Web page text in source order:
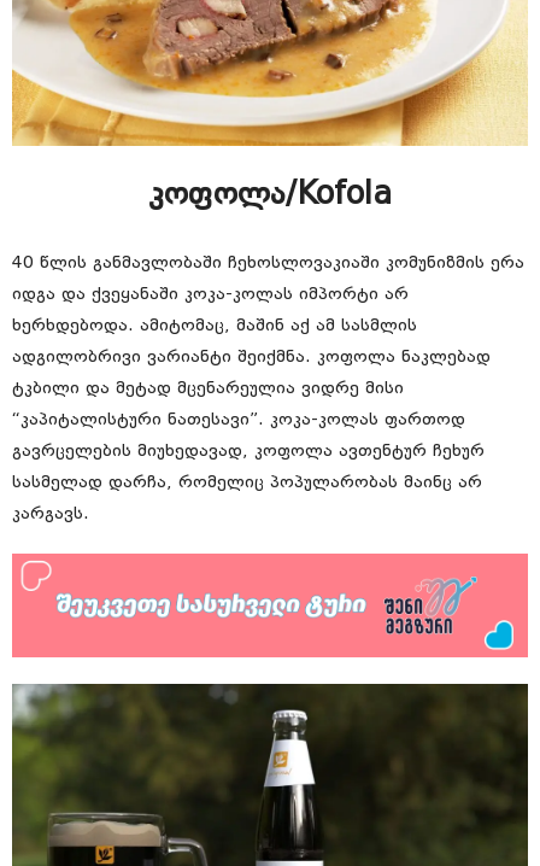
კოფოლა/Kofola
40 წლის განმავლობაში ჩეხოსლოვაკიაში კომუნიზმის ერა
იდგა და ქვეყანაში კოკა-კოლას იმპორტი არ
ხერხდებოდა. ამიტომაც, მაშინ აქ ამ სასმლის
ადგილობრივი ვარიანტი შეიქმნა. კოფოლა ნაკლებად
ტკბილი და მეტად მცენარეულია ვიდრე მისი
“კაპიტალისტური ნათესავი”. კოკა-კოლას ფართოდ
გავრცელების მიუხედავად, კოფოლა ავთენტურ ჩეხურ
სასმელად დარჩა, რომელიც პოპულარობას მაინც არ
კარგავს.